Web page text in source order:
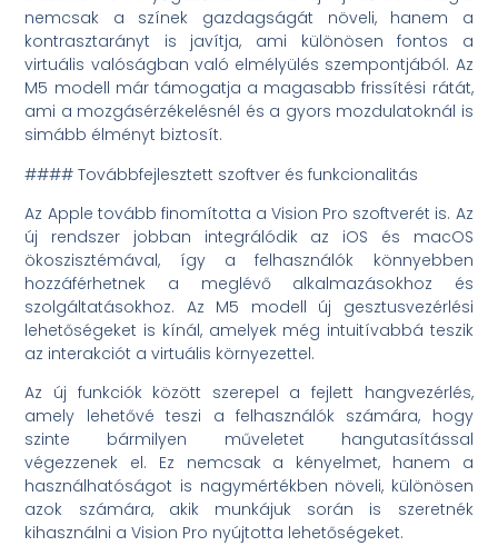
nemcsak a színek gazdagságát növeli, hanem a
kontrasztarányt is javítja, ami különösen fontos a
virtuális valóságban való elmélyülés szempontjából. Az
M5 modell már támogatja a magasabb frissítési rátát,
ami a mozgásérzékelésnél és a gyors mozdulatoknál is
simább élményt biztosít.
#### Továbbfejlesztett szoftver és funkcionalitás
Az Apple tovább finomította a Vision Pro szoftverét is. Az
új rendszer jobban integrálódik az iOS és macOS
ökoszisztémával, így a felhasználók könnyebben
hozzáférhetnek a meglévő alkalmazásokhoz és
szolgáltatásokhoz. Az M5 modell új gesztusvezérlési
lehetőségeket is kínál, amelyek még intuitívabbá teszik
az interakciót a virtuális környezettel.
Az új funkciók között szerepel a fejlett hangvezérlés,
amely lehetővé teszi a felhasználók számára, hogy
szinte bármilyen műveletet hangutasítással
végezzenek el. Ez nemcsak a kényelmet, hanem a
használhatóságot is nagymértékben növeli, különösen
azok számára, akik munkájuk során is szeretnék
kihasználni a Vision Pro nyújtotta lehetőségeket.